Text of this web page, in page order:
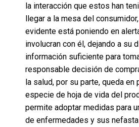
la interacción que estos han
llegar a la mesa del
evidente está poniendo en
involucran con él, dejando a su
información suficiente para
responsable decisión de
la salud, por su parte, queda en
especie de hoja de vida del
permite adoptar medidas para
de enfermedades y sus